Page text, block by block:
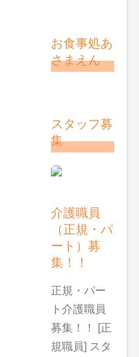
お食事処あ
さまえん
スタッフ募
集
介護職員
（正規・パ
ート）募
集！！
正規・パー
ト介護職員
募集！！ [正
規職員] スタ